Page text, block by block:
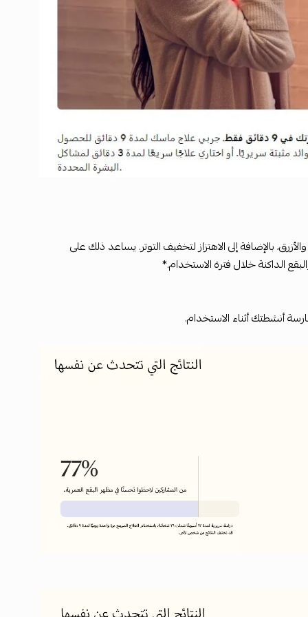
بالإضافة إلى الاهتزاز لتخفيف التوتر. يساعد ذلك على
الداكنة خلال فترة الاستخدام.*
أنشطتك أثناء الاستخدام.